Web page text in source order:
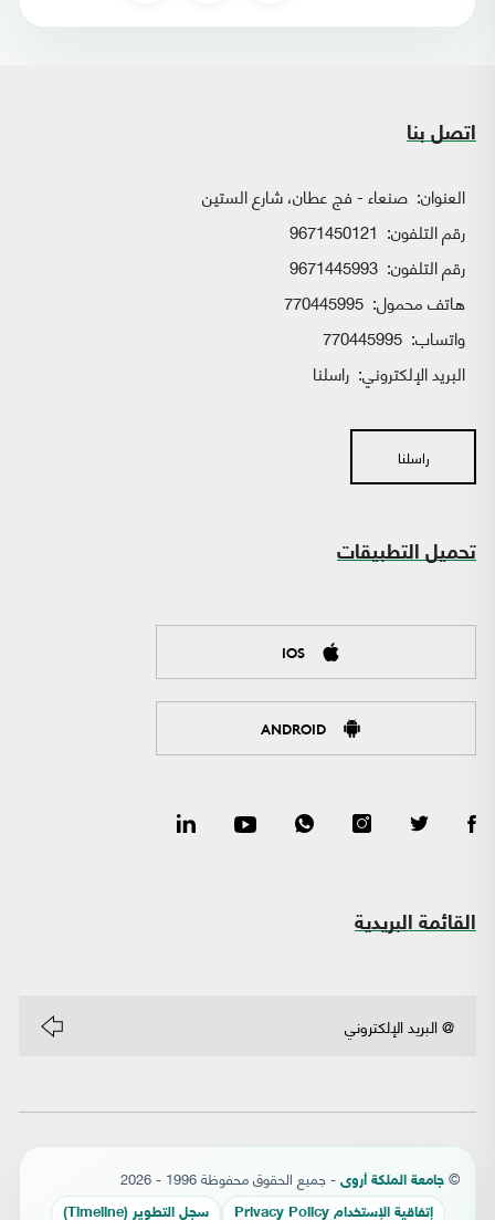
اتصل بنا
العنوان: صنعاء - فج عطان، شارع الستين
رقم التلفون: 9671450121
رقم التلفون: 9671445993
هاتف محمول: 770445995
واتساب:
البريد الإلكتروني: راسلنا
راسلنا
تحميل التطبيقات
IOS
ANDROID
القائمة البريدية
© جامعة الملكة أروى - جميع الحقوق محفوظة 1996 - 2026
إتفاقية الإستخدام Privacy Policy سجل التطوير (Timeline)